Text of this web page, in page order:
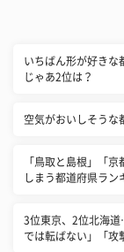
いちばん形が好きな
じゃあ2位は？
空気がおいしそうな
「鳥取と島根」「
しまう都道府県ラン
3位東京、2位北海
では転ばない」「攻